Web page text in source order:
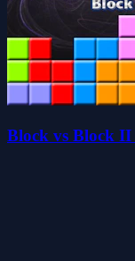
Block vs Block